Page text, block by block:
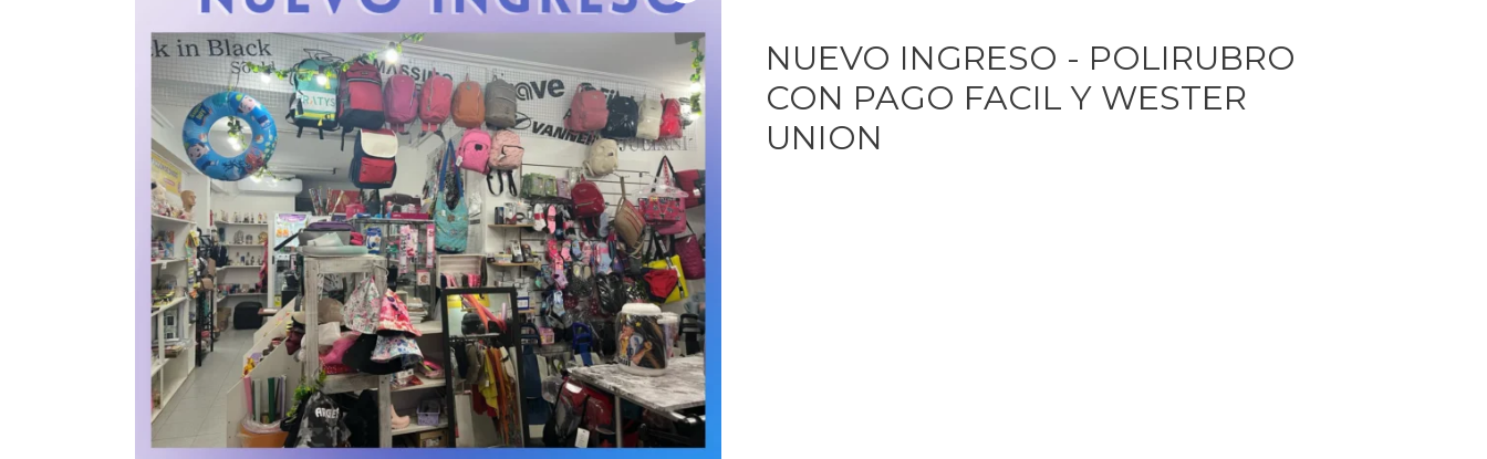
NUEVO INGRESO - POLIRUBRO
CON PAGO FACIL Y WESTER
UNION